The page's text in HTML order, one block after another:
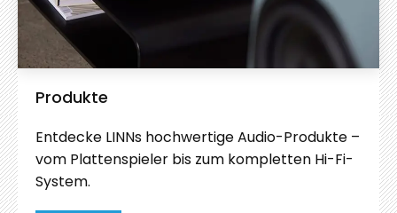
Produkte
Entdecke LINNs hochwertige Audio-Produkte –
vom Plattenspieler bis zum kompletten Hi-Fi-
System.